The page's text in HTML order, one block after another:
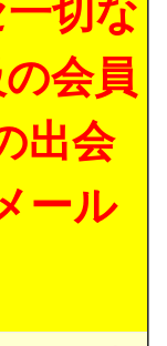
切な
会員
出会
ール